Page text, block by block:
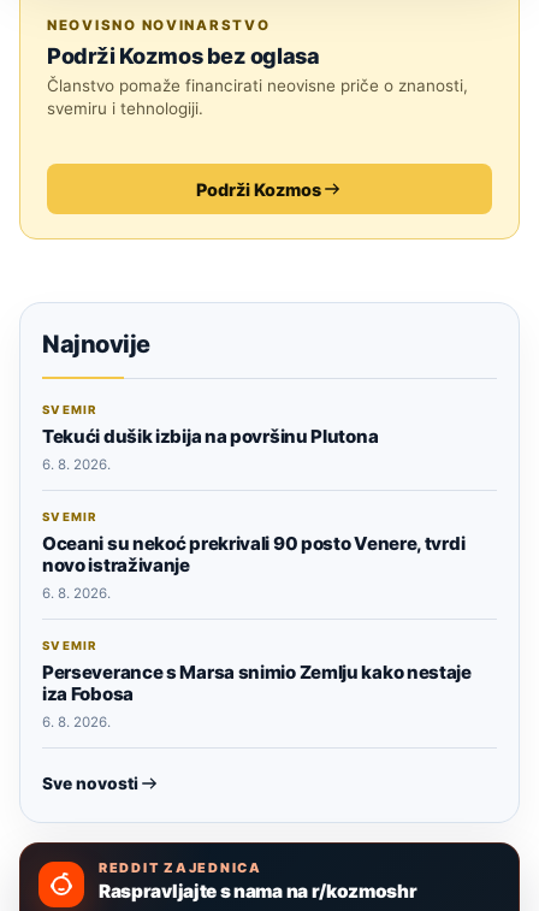
NEOVISNO NOVINARSTVO
Podrži Kozmos bez oglasa
Članstvo pomaže financirati neovisne priče o znanosti,
svemiru i tehnologiji.
Podrži Kozmos
Najnovije
SVEMIR
Tekući dušik izbija na površinu Plutona
6. 8. 2026.
SVEMIR
Oceani su nekoć prekrivali 90 posto Venere, tvrdi
novo istraživanje
6. 8. 2026.
SVEMIR
Perseverance s Marsa snimio Zemlju kako nestaje
iza Fobosa
6. 8. 2026.
Sve novosti
REDDIT ZAJEDNICA
Raspravljajte s nama na r/kozmoshr